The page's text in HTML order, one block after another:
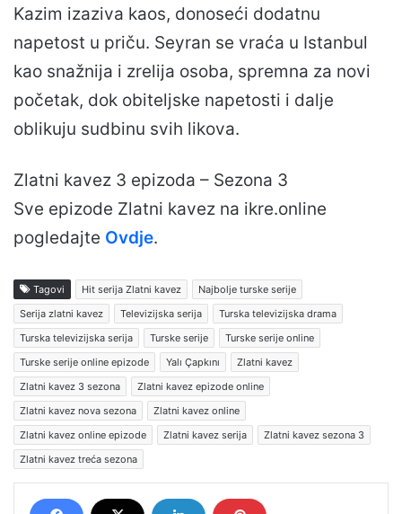
Kazim izaziva kaos, donoseći dodatnu
napetost u priču. Seyran se vraća u Istanbul
kao snažnija i zrelija osoba, spremna za novi
početak, dok obiteljske napetosti i dalje
oblikuju sudbinu svih likova.
Zlatni kavez 3 epizoda – Sezona 3
Sve epizode Zlatni kavez na ikre.online
pogledajte Ovdje.
Tagovi Hit serija Zlatni kavez
Najbolje turske serije
Serija zlatni kavez
Televizijska serija
Turska televizijska drama
Turska televizijska serija
Turske serije
Turske serije online
Turske serije online epizode
Yalı Çapkını
Zlatni kavez
Zlatni kavez 3 sezona
Zlatni kavez epizode online
Zlatni kavez nova sezona
Zlatni kavez online
Zlatni kavez online epizode
Zlatni kavez serija
Zlatni kavez sezona 3
Zlatni kavez treća sezona